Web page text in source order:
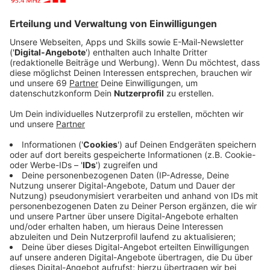
gegen Stuttgart, aber klar. Im Kopf hatten die
Spieler bestimmt noch den Krimi gegen Real
Madrid letzten Mittwoch. Besonders Manuel Neuer
hatte ein bisschen was zu verdauen. Das weiß auch
Trainer der Herzen - Atze!
Veröffentlicht:Montag, 20.04.2026 00:00
Anzeige
Auszug aus der neuen Folge seines Podcasts
Anzeige